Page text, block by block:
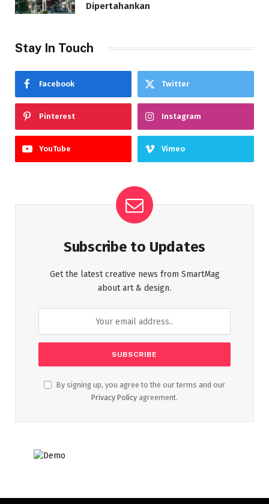
Dipertahankan
Stay In Touch
Facebook Twitter
Pinterest Instagram
YouTube Vimeo
Subscribe to Updates
Get the latest creative news from SmartMag
about art & design.
By signing up, you agree to the our terms and our
Privacy Policy agreement.